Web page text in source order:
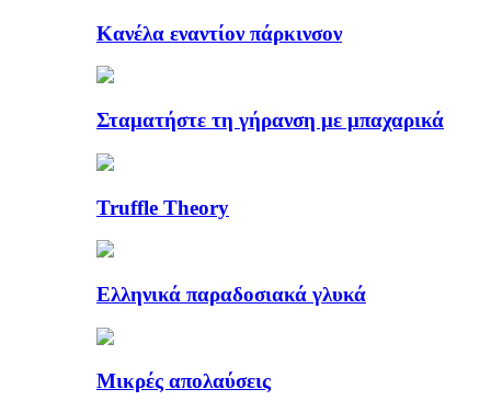
Κανέλα εναντίον πάρκινσον
Σταματήστε τη γήρανση με μπαχαρικά
Truffle Theory
Ελληνικά παραδοσιακά γλυκά
Μικρές απολαύσεις